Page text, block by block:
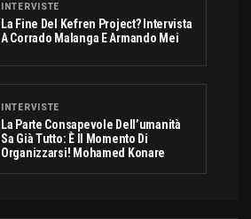
INTERVISTE
La Fine Del Kefren Project? Intervista
A Corrado Malanga E Armando Mei
INTERVISTE
La Parte Consapevole Dell’umanità
Sa Già Tutto: È Il Momento Di
Organizzarsi! Mohamed Konare